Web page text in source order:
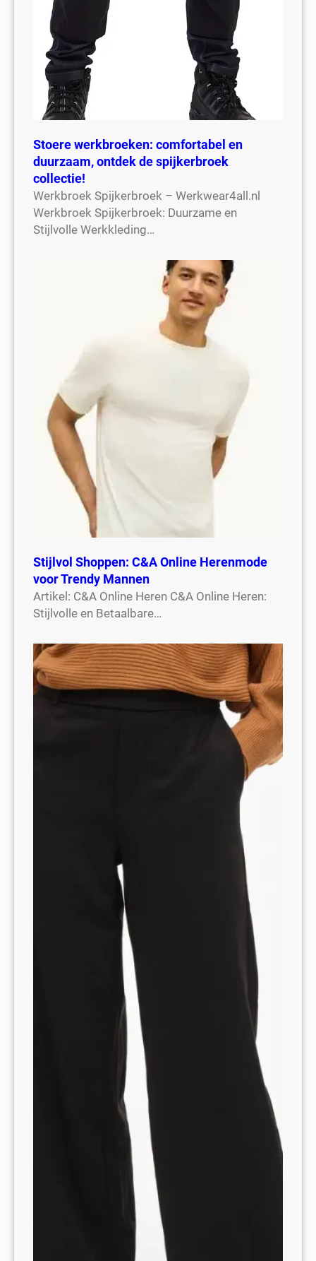
Stoere werkbroeken: comfortabel en
duurzaam, ontdek de spijkerbroek
collectie!
Werkbroek Spijkerbroek – Werkwear4all.nl
Werkbroek Spijkerbroek: Duurzame en
Stijlvolle Werkkleding…
Stijlvol Shoppen: C&A Online Herenmode
voor Trendy Mannen
Artikel: C&A Online Heren C&A Online Heren:
Stijlvolle en Betaalbare…